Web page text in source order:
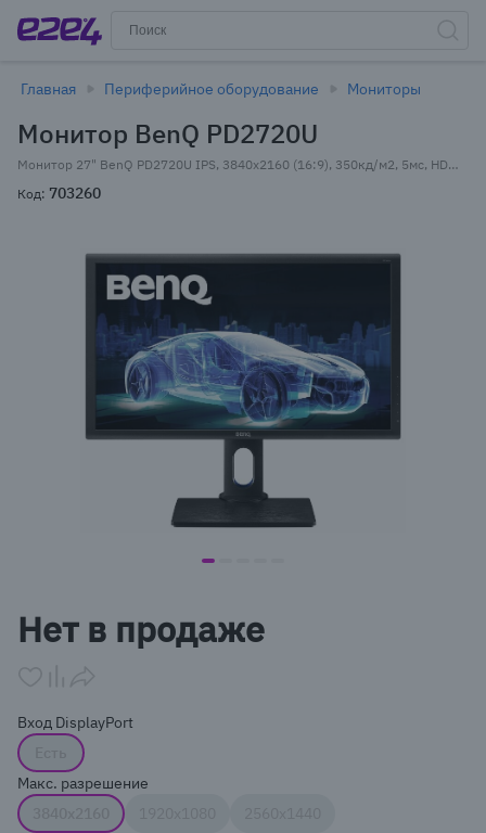
Главная Периферийное оборудование Мониторы
Монитор BenQ PD2720U
Монитор 27" BenQ PD2720U IPS, 3840x2160 (16:9), 350кд/м2, 5мс, HDMI, DisplayPort, Thunderbolt, USB-Hub, темно-серый
Код: 703260
item
of
5
Нет в продаже
Вход DisplayPort
Макс. разрешение